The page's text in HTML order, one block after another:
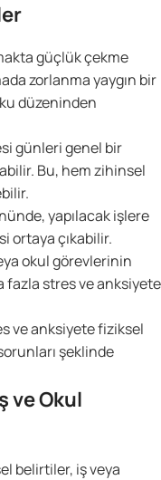
güçlük çekme
zorlanma yaygın bir
düzeninden
günleri genel bir
Bu, hem zihinsel
yapılacak işlere
ortaya çıkabilir.
okul görevlerinin
fazla stres ve anksiyete
ve anksiyete fiziksel
şeklinde
ve Okul
belirtiler, iş veya